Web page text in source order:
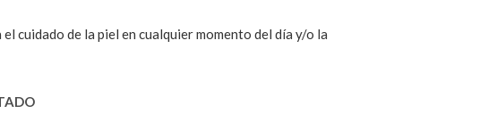
cuidado de la piel en cualquier momento del día y/o la